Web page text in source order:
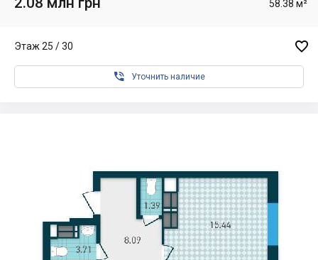
58.38 м²
Этаж 25 / 30 
 Уточнить наличие